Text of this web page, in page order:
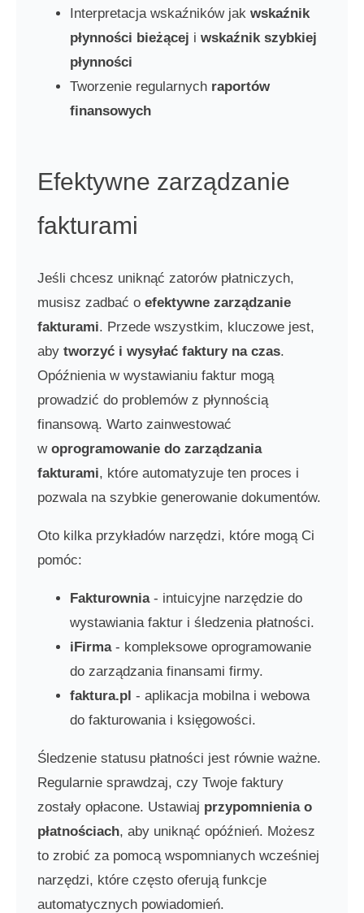
Interpretacja wskaźników jak wskaźnik
płynności bieżącej i wskaźnik szybkiej
płynności
Tworzenie regularnych raportów
finansowych
Efektywne zarządzanie
fakturami
Jeśli chcesz uniknąć zatorów płatniczych,
musisz zadbać o efektywne zarządzanie
fakturami. Przede wszystkim, kluczowe jest,
aby tworzyć i wysyłać faktury na czas.
Opóźnienia w wystawianiu faktur mogą
prowadzić do problemów z płynnością
finansową. Warto zainwestować
w oprogramowanie do zarządzania
fakturami, które automatyzuje ten proces i
pozwala na szybkie generowanie dokumentów.
Oto kilka przykładów narzędzi, które mogą Ci
pomóc:
Fakturownia- intuicyjne narzędzie do
wystawiania faktur i śledzenia płatności.
iFirma- kompleksowe oprogramowanie
do zarządzania finansami firmy.
faktura.pl - aplikacja mobilna i webowa
do fakturowania i księgowości.
Śledzenie statusu płatności jest równie ważne.
Regularnie sprawdzaj, czy Twoje faktury
zostały opłacone. Ustawiaj przypomnienia o
płatnościach, aby uniknąć opóźnień. Możesz
to zrobić za pomocą wspomnianych wcześniej
narzędzi, które często oferują funkcje
automatycznych powiadomień.